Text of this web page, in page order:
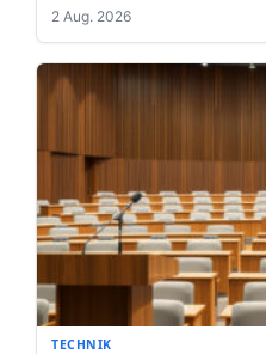
2 Aug. 2026
TECHNIK